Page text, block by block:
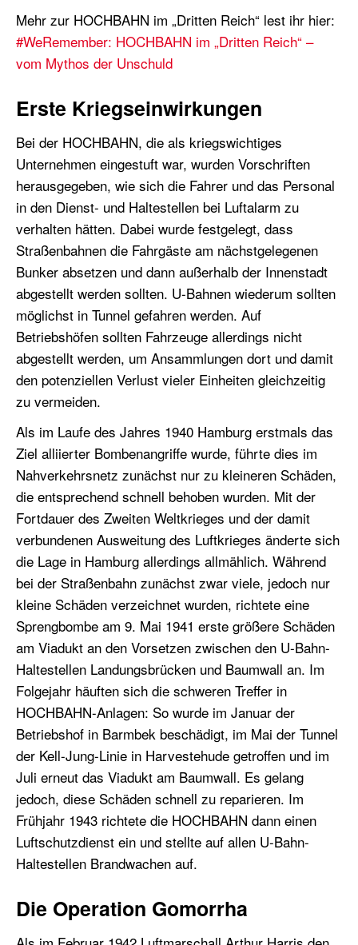
Mehr zur HOCHBAHN im „Dritten Reich“ lest ihr hier:
#WeRemember: HOCHBAHN im „Dritten Reich“ –
vom Mythos der Unschuld
Erste Kriegseinwirkungen
Bei der HOCHBAHN, die als kriegswichtiges
Unternehmen eingestuft war, wurden Vorschriften
herausgegeben, wie sich die Fahrer und das Personal
in den Dienst- und Haltestellen bei Luftalarm zu
verhalten hätten. Dabei wurde festgelegt, dass
Straßenbahnen die Fahrgäste am nächstgelegenen
Bunker absetzen und dann außerhalb der Innenstadt
abgestellt werden sollten. U-Bahnen wiederum sollten
möglichst in Tunnel gefahren werden. Auf
Betriebshöfen sollten Fahrzeuge allerdings nicht
abgestellt werden, um Ansammlungen dort und damit
den potenziellen Verlust vieler Einheiten gleichzeitig
zu vermeiden.
Als im Laufe des Jahres 1940 Hamburg erstmals das
Ziel alliierter Bombenangriffe wurde, führte dies im
Nahverkehrsnetz zunächst nur zu kleineren Schäden,
die entsprechend schnell behoben wurden. Mit der
Fortdauer des Zweiten Weltkrieges und der damit
verbundenen Ausweitung des Luftkrieges änderte sich
die Lage in Hamburg allerdings allmählich. Während
bei der Straßenbahn zunächst zwar viele, jedoch nur
kleine Schäden verzeichnet wurden, richtete eine
Sprengbombe am 9. Mai 1941 erste größere Schäden
am Viadukt an den Vorsetzen zwischen den U-Bahn-
Haltestellen Landungsbrücken und Baumwall an. Im
Folgejahr häuften sich die schweren Treffer in
HOCHBAHN-Anlagen: So wurde im Januar der
Betriebshof in Barmbek beschädigt, im Mai der Tunnel
der Kell-Jung-Linie in Harvestehude getroffen und im
Juli erneut das Viadukt am Baumwall. Es gelang
jedoch, diese Schäden schnell zu reparieren. Im
Frühjahr 1943 richtete die HOCHBAHN dann einen
Luftschutzdienst ein und stellte auf allen U-Bahn-
Haltestellen Brandwachen auf.
Die Operation Gomorrha